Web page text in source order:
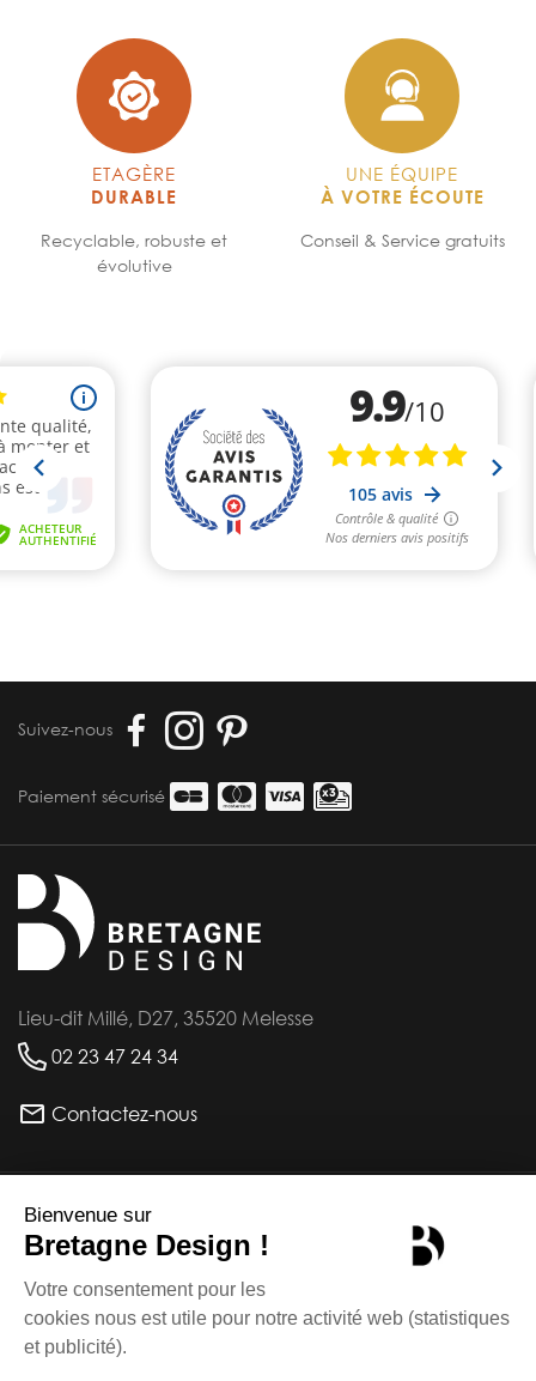
ETAGÈRE
DURABLE
Recyclable, robuste et
évolutive
UNE ÉQUIPE
À VOTRE ÉCOUTE
Conseil & Service gratuits
Suivez-nous
Paiement sécurisé
Lieu-dit Millé, D27, 35520 Melesse
02 23 47 24 34
Contactez-nous
INFORMATIONS
PRODUITS